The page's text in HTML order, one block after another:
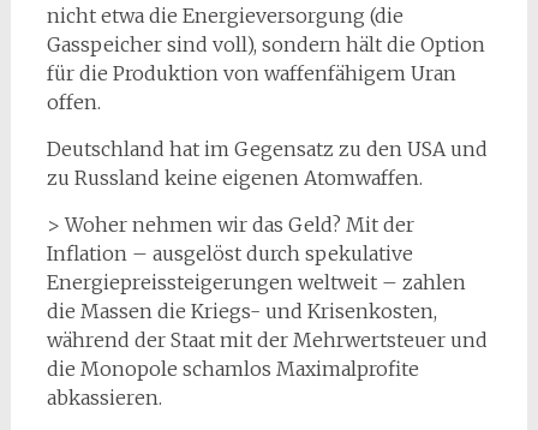
nicht etwa die Energieversorgung (die
Gasspeicher sind voll), sondern hält die Option
für die Produktion von waffenfähigem Uran
offen.
Deutschland hat im Gegensatz zu den USA und
zu Russland keine eigenen Atomwaffen.
> Woher nehmen wir das Geld? Mit der
Inflation – ausgelöst durch spekulative
Energiepreissteigerungen weltweit – zahlen
die Massen die Kriegs- und Krisenkosten,
während der Staat mit der Mehrwertsteuer und
die Monopole schamlos Maximalprofite
abkassieren.